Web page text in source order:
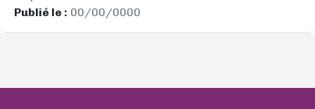
Publié le : 00/00/0000